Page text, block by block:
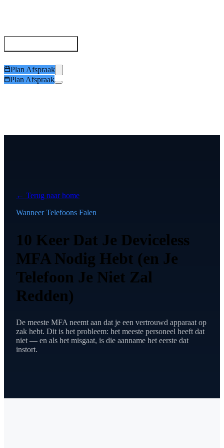
Plan Afspraak
Plan Afspraak
← Terug naar home
Wanneer Telefoons Falen
10 Keer Dat Je Deviceless
MFA Nodig Hebt (en Je
Telefoon Je Niet Zal
Redden)
De meeste MFA neemt aan dat je een vertrouwd apparaat op
zak hebt. Dit is het probleem: het meeste personeel heeft dat
niet — en als het misgaat, is die aanname het eerste dat
instort.